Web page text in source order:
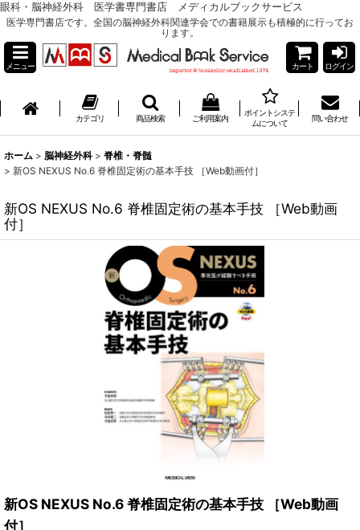
眼科・脳神経外科 医学書専門書店 メディカルブックサービス
医学専門書店です。全国の脳神経外科関連学会での書籍展示も積極的に行ってお
ります。
メニュー カート ログイン
カテゴリ 商品検索 ご利用案内
ポイントシステ
ムについて
問い合わせ
ホーム > 脳神経外科 > 脊椎・脊髄
> 新OS NEXUS No.6 脊椎固定術の基本手技 ［Web動画付］
新OS NEXUS No.6 脊椎固定術の基本手技 ［Web動画
付］
新OS NEXUS No.6 脊椎固定術の基本手技 ［Web動画
付］